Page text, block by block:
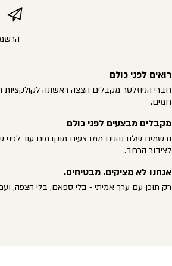
רואים לפני כולם
חברי הניוזלטר מקבלים הצצה ראשונה לקולקציות
חמים.
מקבלים מבצעים לפני כולם
נרשמים שלנו נהנים ממבצעים מוקדמים עוד
לציבור הרחב.
אנחנו לא מציקים. מבטיחים.
רק תוכן עם ערך אמיתי - בלי ספאם, בלי הצפה,